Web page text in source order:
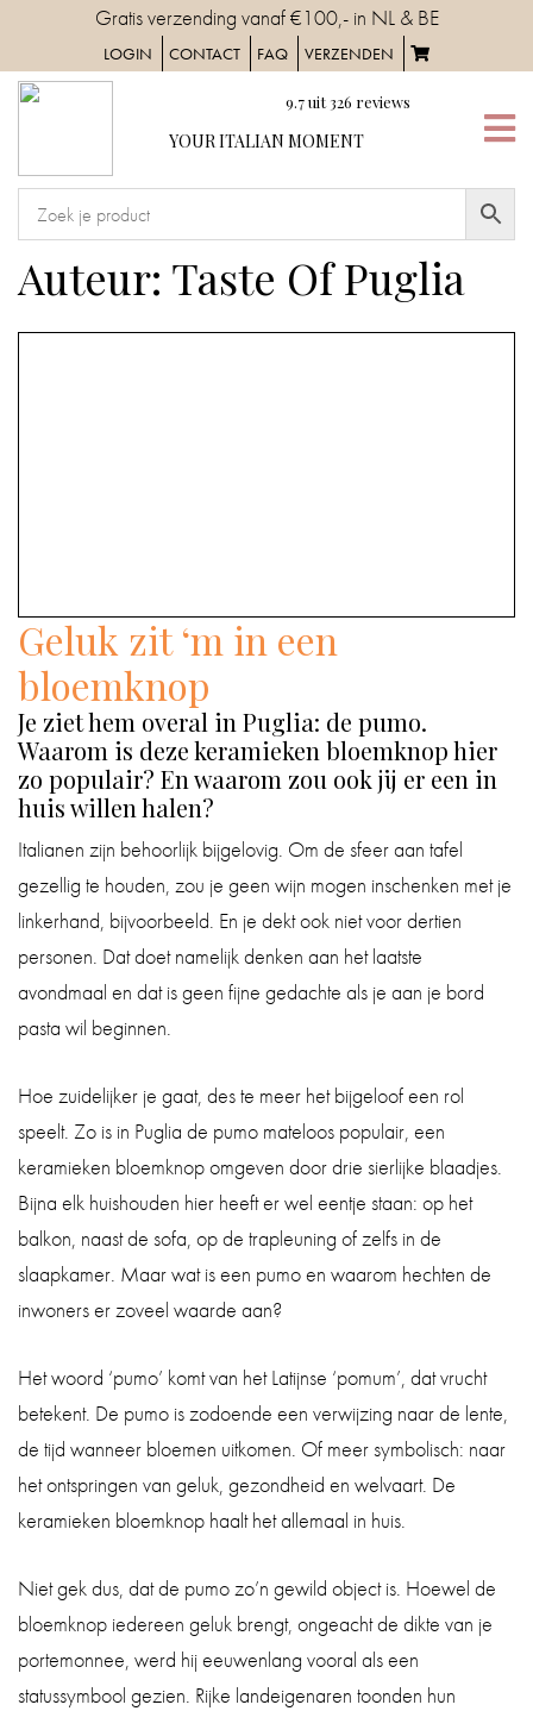
content
Gratis verzending vanaf €100,- in NL & BE
LOGIN CONTACT FAQ VERZENDEN
9.7uit326 reviews
YOUR ITALIAN MOMENT
MOMENT
BADKAMER
IN
HUIS
CADEAUS
BOEKEN
BLOG
Auteur: Taste Of Puglia
Geluk zit ‘m in een
bloemknop
Je ziet hem overal in Puglia: de pumo.
Waarom is deze keramieken bloemknop hier
zo populair? En waarom zou ook jij er een in
huis willen halen?
Italianen zijn behoorlijk bijgelovig. Om de sfeer aan tafel
gezellig te houden, zou je geen wijn mogen inschenken met je
linkerhand, bijvoorbeeld. En je dekt ook niet voor dertien
personen. Dat doet namelijk denken aan het laatste
avondmaal en dat is geen fijne gedachte als je aan je bord
pasta wil beginnen.
Hoe zuidelijker je gaat, des te meer het bijgeloof een rol
speelt. Zo is in Puglia de pumo mateloos populair, een
keramieken bloemknop omgeven door drie sierlijke blaadjes.
Bijna elk huishouden hier heeft er wel eentje staan: op het
balkon, naast de sofa, op de trapleuning of zelfs in de
slaapkamer. Maar wat is een pumo en waarom hechten de
inwoners er zoveel waarde aan?
Het woord ‘pumo’ komt van het Latijnse ‘pomum’, dat vrucht
betekent. De pumo is zodoende een verwijzing naar de lente,
de tijd wanneer bloemen uitkomen. Of meer symbolisch: naar
het ontspringen van geluk, gezondheid en welvaart. De
keramieken bloemknop haalt het allemaal in huis.
Niet gek dus, dat de pumo zo’n gewild object is. Hoewel de
bloemknop iedereen geluk brengt, ongeacht de dikte van je
portemonnee, werd hij eeuwenlang vooral als een
statussymbool gezien. Rijke landeigenaren toonden hun